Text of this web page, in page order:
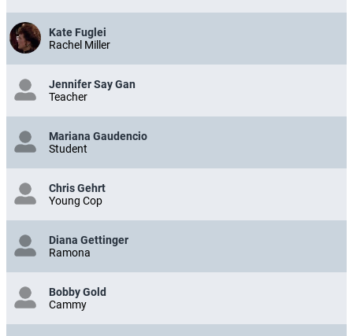
Kate Fuglei
Rachel Miller
Jennifer Say Gan
Teacher
Mariana Gaudencio
Student
Chris Gehrt
Young Cop
Diana Gettinger
Ramona
Bobby Gold
Cammy